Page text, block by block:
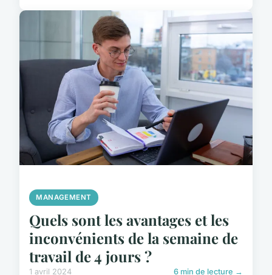
MANAGEMENT
Quels sont les avantages et les
inconvénients de la semaine de
travail de 4 jours ?
1 avril 2024 6 min de lecture →